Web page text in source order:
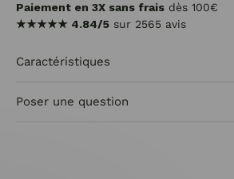
Paiement en 3X sans frais dès 100€
★★★★★ 4.84/5 sur 2565 avis
Caractéristiques
Poser une question